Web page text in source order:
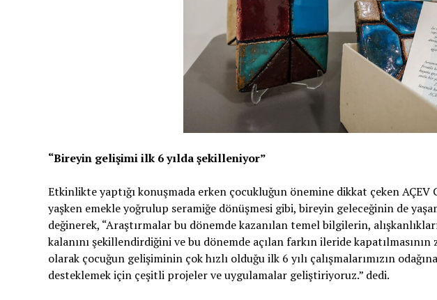
“Bireyin gelişimi ilk 6 yılda şekilleniyor”
Etkinlikte yaptığı konuşmada erken çocukluğun önemine dikkat çeken
yaşken emekle yoğrulup seramiğe dönüşmesi gibi, bireyin geleceğinin de
değinerek, “Araştırmalar bu dönemde kazanılan temel bilgilerin,
kalanını şekillendirdiğini ve bu dönemde açılan farkın ileride
olarak çocuğun gelişiminin çok hızlı olduğu ilk 6 yılı çalışmalarımızın
desteklemek için çeşitli projeler ve uygulamalar geliştiriyoruz.” dedi.